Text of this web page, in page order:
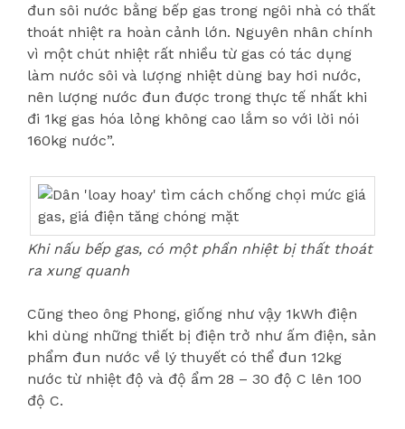
đun sôi nước bằng bếp gas trong ngôi nhà có thất
thoát nhiệt ra hoàn cảnh lớn. Nguyên nhân chính
vì một chút nhiệt rất nhiều từ gas có tác dụng
làm nước sôi và lượng nhiệt dùng bay hơi nước,
nên lượng nước đun được trong thực tế nhất khi
đi 1kg gas hóa lỏng không cao lắm so với lời nói
160kg nước”.
Khi nấu bếp gas, có một phần nhiệt bị thất thoát
ra xung quanh
Cũng theo ông Phong, giống như vậy 1kWh điện
khi dùng những thiết bị điện trở như ấm điện, sản
phẩm đun nước về lý thuyết có thể đun 12kg
nước từ nhiệt độ và độ ẩm 28 – 30 độ C lên 100
độ C.